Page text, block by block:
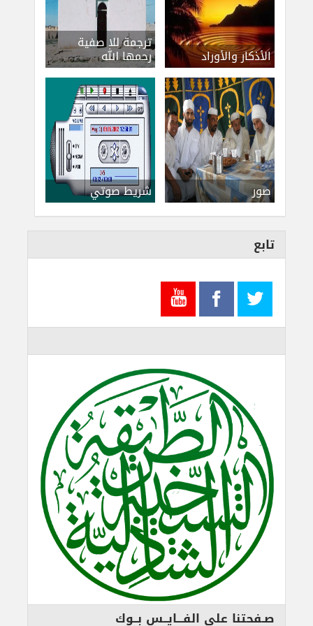
الأذكار والأوراد
ترجمة للا صفية
رحمها الله
صور شريط صوتي
تابع
صـفحتنا على الفـــايــس بــوك